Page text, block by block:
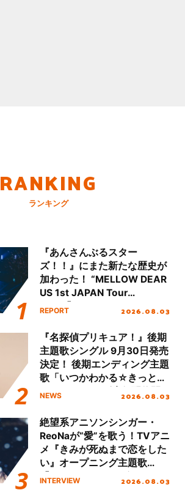
RANKING
ランキング
『あんさんぶるスター
ズ！！』にまた新たな歴史が
加わった！ “MELLOW DEAR
US 1st JAPAN Tour
Final「NICE to meet YOU
ート!!
REPORT 2026.08.03
『名探偵プリキュア！』後期
主題歌シングル 9月30日発売
決定！ 後期エンディング主題
歌「いつかわかる☆きっとあ
える」TVサイズ先行配信開
NEWS 2026.08.03
絶望系アニソンシンガー・
ReoNaが“愛”を歌う！TVアニ
メ『きみが死ぬまで恋をした
い』オープニング主題歌
「Amore」インタビュー
INTERVIEW 2026.08.03